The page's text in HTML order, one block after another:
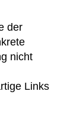
der
nicht
Links